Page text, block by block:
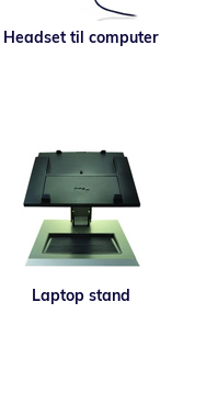
Headset til computer
Laptop stand